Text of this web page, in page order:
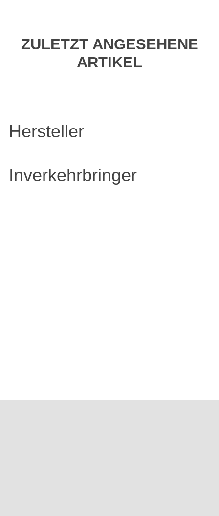
ZULETZT ANGESEHENE
ARTIKEL
Hersteller
Inverkehrbringer